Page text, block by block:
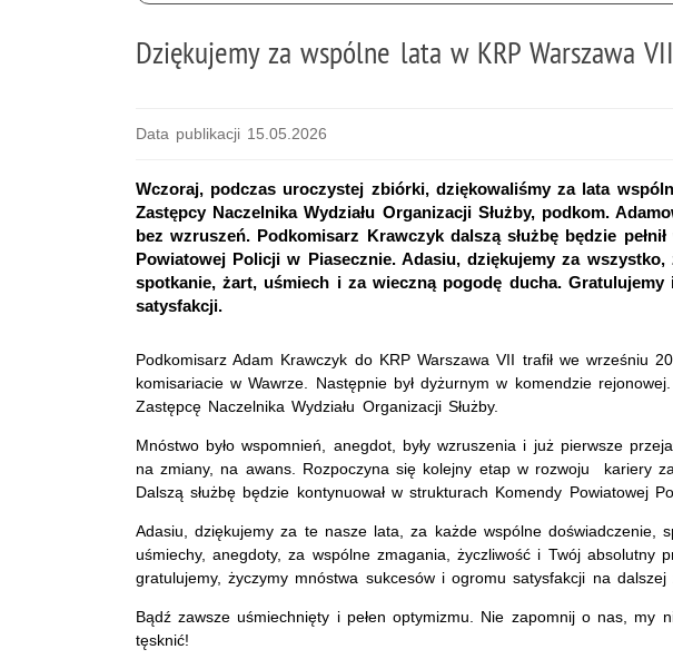
Dziękujemy za wspólne lata w KRP Warszawa VII
Data publikacji 15.05.2026
Wczoraj, podczas uroczystej zbiórki, dziękowaliśmy za lata
Zastępcy Naczelnika Wydziału Organizacji Służby, podkom.
bez wzruszeń. Podkomisarz Krawczyk dalszą służbę będzie
Powiatowej Policji w Piasecznie. Adasiu, dziękujemy za wszystko,
spotkanie, żart, uśmiech i za wieczną pogodę ducha.
satysfakcji.
Podkomisarz Adam Krawczyk do KRP Warszawa VII trafił we wrześniu
komisariacie w Wawrze. Następnie był dyżurnym w komendzie
Zastępcę Naczelnika Wydziału Organizacji Służby.
Mnóstwo było wspomnień, anegdot, były wzruszenia i już pierwsze
na zmiany, na awans. Rozpoczyna się kolejny etap w rozwoju kariery
Dalszą służbę będzie kontynuował w strukturach Komendy Powiatowej
Adasiu, dziękujemy za te nasze lata, za każde wspólne doświadczenie,
uśmiechy, anegdoty, za wspólne zmagania, życzliwość i Twój absolutny
gratulujemy, życzymy mnóstwa sukcesów i ogromu satysfakcji na dalszej
Bądź zawsze uśmiechnięty i pełen optymizmu. Nie zapomnij o nas, my
tęsknić!